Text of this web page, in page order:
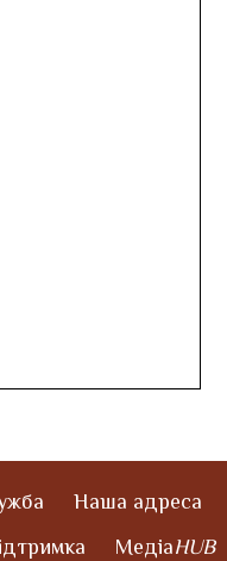
Наша адреса
МедіаHUB